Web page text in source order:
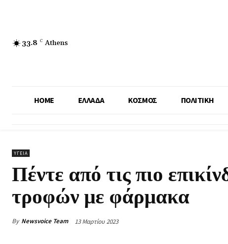
33.8 C Athens
HOME ΕΛΛΑΔΑ ΚΟΣΜΟΣ ΠΟΛΙΤΙΚΗ
ΥΓΕΙΑ
Πέντε από τις πιο
τροφών με φάρμακα
By Newsvoice Team 13 Μαρτίου 2023